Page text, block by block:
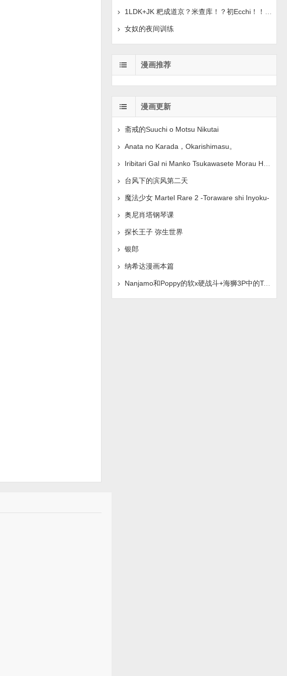
女奴的夜间训练
漫画推荐
漫画更新
斋戒的Suuchi o Motsu Nikutai
Anata no Karada，Okarishimasu。
台风下的滨风第二天
魔法少女 Martel Rare 2 -Toraware shi Inyoku-
奥尼肖塔钢琴课
探长王子 弥生世界
银郎
纳希达漫画本篇
Nanjamo和Poppy的软x硬战斗+海狮3P中的Tsukumo-chan